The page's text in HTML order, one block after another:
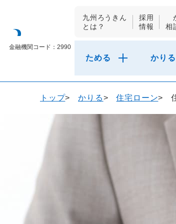
九州労働金庫
金融機関コード：2990
九州ろうきん
とは？
採用
情報
相
ためる かりる
トップ かりる 住宅ローン